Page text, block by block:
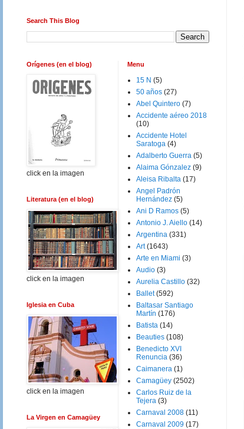
Search This Blog
Orígenes (en el blog)
click en la imagen
Literatura (en el blog)
click en la imagen
Iglesia en Cuba
click en la imagen
La Virgen en Camagüey
Menu
15 N (5)
50 años (27)
Abel Quintero (7)
Accidente aéreo 2018
(10)
Accidente Hotel
Saratoga (4)
Adalberto Guerra (5)
Alaima Gónzalez (9)
Aleisa Ribalta (17)
Angel Padrón
Hernández (5)
Ani D Ramos (5)
Antonio J. Aiello (14)
Argentina (331)
Art (1643)
Arte en Miami (3)
Audio (3)
Aurelia Castillo (32)
Ballet (592)
Baltasar Santiago
Martín (176)
Batista (14)
Beauties (108)
Benedicto XVI
Renuncia (36)
Caimanera (1)
Camagüey (2502)
Carlos Ruiz de la
Tejera (3)
Carnaval 2008 (11)
Carnaval 2009 (17)